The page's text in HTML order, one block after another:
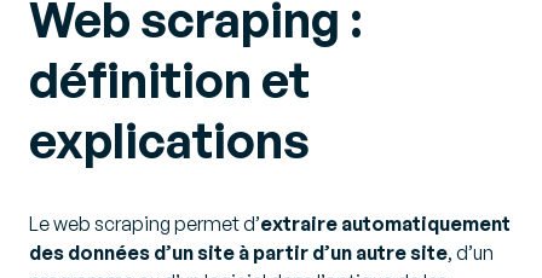
Web scraping :
définition et
explications
Le web scraping permet d’extraire automatiquement
des données d’un site à partir d’un autre site, d’un